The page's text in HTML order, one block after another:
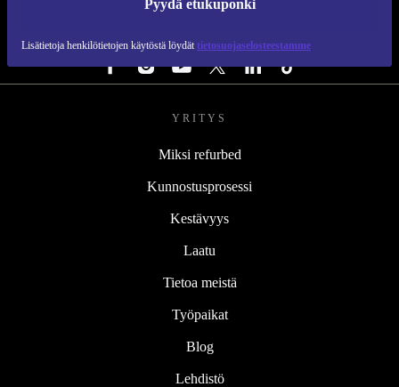
Pyydä etukuponki
Lisätietoja henkilötietojen käytöstä löydät tietosuojaselosteestamme
YRITYS
Miksi refurbed
Kunnostusprosessi
Kestävyys
Laatu
Tietoa meistä
Työpaikat
Blog
Lehdistö